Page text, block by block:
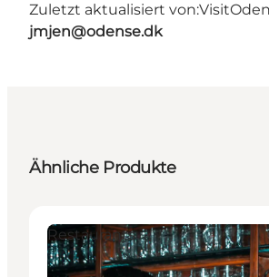
Zuletzt aktualisiert von:
jmjen@odense.dk
Ähnliche Produkte
Restaurants